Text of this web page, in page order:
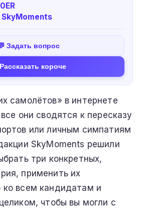
Задать вопрос
короче
самолётов» в интернете
они сводятся к пересказу
или личным симпатиям
SkyMoments решили
три конкретных,
применить их
ко всем кандидатам и
чтобы вы могли с